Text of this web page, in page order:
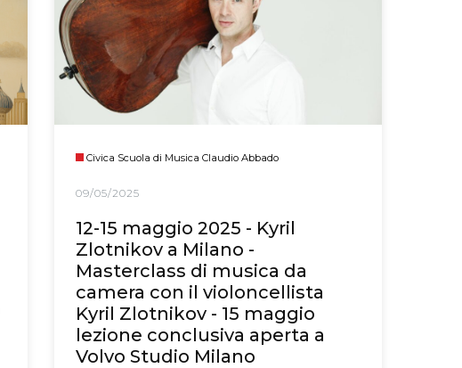
Civica Scuola di Musica Claudio Abbado
09/05/2025
12-15 maggio 2025 - Kyril
Zlotnikov a Milano -
Masterclass di musica da
camera con il violoncellista
Kyril Zlotnikov - 15 maggio
lezione conclusiva aperta a
Volvo Studio Milano